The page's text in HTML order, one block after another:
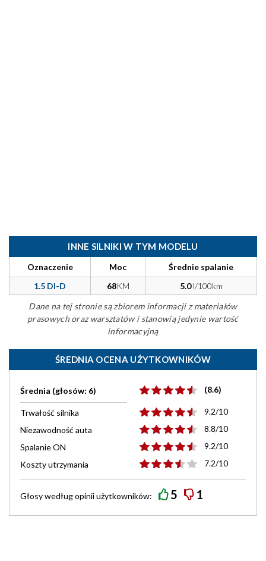
INNE SILNIKI W TYM MODELU
Oznaczenie Moc
Średnie spalanie
1.5 DI-D
68KM 5.0l/100km
Dane na tej stronie są zbiorem informacji z materiałów
prasowych oraz warsztatów i stanowią jedynie wartość
informacyjną
ŚREDNIA OCENA UŻYTKOWNIKÓW
Średnia (głosów: 6) (8.6)
Trwałość silnika
9.2/10
Niezawodność auta
8.8/10
Spalanie ON
9.2/10
Koszty utrzymania
7.2/10
Głosy wedługopiniiużytkowników: 5 1